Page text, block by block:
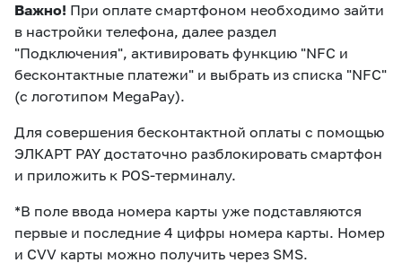
Важно! При оплате смартфоном необходимо зайти
в настройки телефона, далее раздел
"Подключения", активировать функцию "NFC и
бесконтактные платежи" и выбрать из списка "NFC"
(с логотипом MegaPay).
Для совершения бесконтактной оплаты с помощью
ЭЛКАРТ PAY достаточно разблокировать смартфон
и приложить к POS-терминалу.
*В поле ввода номера карты уже подставляются
первые и последние 4 цифры номера карты. Номер
и CVV карты можно получить через SMS.